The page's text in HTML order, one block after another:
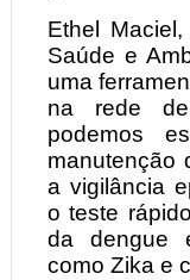
Ethel
Saúde e
uma
na rede de
podemos
manutenção
a vigilância
o teste
da dengue
como Zika e